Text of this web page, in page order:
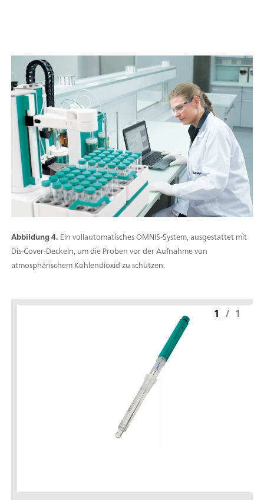
Abbildung 4. Ein vollautomatisches OMNIS-System, ausgestattet mit
Dis-Cover-Deckeln, um die Proben vor der Aufnahme von
atmosphärischem Kohlendioxid zu schützen.
1 / 1